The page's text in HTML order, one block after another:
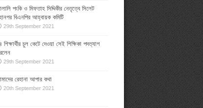
পংকি ও মিফতাহ সিদ্দিকীর নেতৃত্বে সিলেট
বিএনপির আহ্বায়ক কমিটি
29th September 2021
শিক্ষার্থীর চুল কেটে দেওয়া সেই শিক্ষিকা পদত্যাগ
29th September 2021
রেহানা আপার কথা
20th September 2021